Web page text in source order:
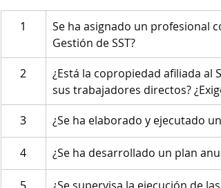
1
Se ha asignado un profesional
Gestión de SST?
2
¿Está la copropiedad afiliada al
sus trabajadores directos?
3
¿Se ha elaborado y ejecutado
4 ¿Se ha desarrollado un plan